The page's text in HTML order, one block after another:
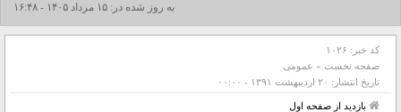
به روز شده در: ۱۵ مرداد ۱۴۰۵ - ۱۶:۴۸
کد خبر: ۱۰۲۶
صفحه نخست » عمومی
تاریخ انتشار: ۲۰ ارديبهشت ۱۳۹۱ - ۰۰:۰۰
بازدید از صفحه اول